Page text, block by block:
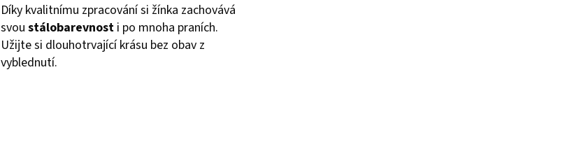
Díky kvalitnímu zpracování si žínka zachovává
svou stálobarevnost i po mnoha praních.
Užijte si dlouhotrvající krásu bez obav z
vyblednutí.